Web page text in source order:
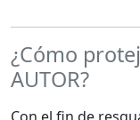
¿Cómo
AUTOR?